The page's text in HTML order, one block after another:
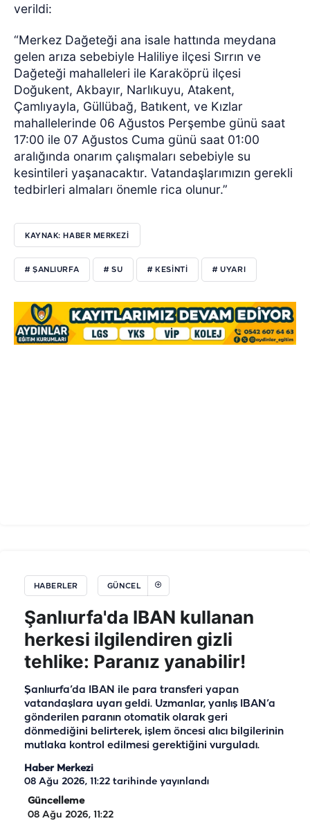
verildi:
“Merkez Dağeteği ana isale hattında meydana
gelen arıza sebebiyle Haliliye ilçesi Sırrın ve
Dağeteği mahalleleri ile Karaköprü ilçesi
Doğukent, Akbayır, Narlıkuyu, Atakent,
Çamlıyayla, Güllübağ, Batıkent, ve Kızlar
mahallelerinde 06 Ağustos Perşembe günü saat
17:00 ile 07 Ağustos Cuma günü saat 01:00
aralığında onarım çalışmaları sebebiyle su
kesintileri yaşanacaktır. Vatandaşlarımızın gerekli
tedbirleri almaları önemle rica olunur.”
KAYNAK: HABER MERKEZİ
# ŞANLIURFA # SU # KESİNTİ # UYARI
HABERLER GÜNCEL
Şanlıurfa'da IBAN kullanan
herkesi ilgilendiren gizli
tehlike: Paranız yanabilir!
Şanlıurfa’da IBAN ile para transferi yapan
vatandaşlara uyarı geldi. Uzmanlar, yanlış IBAN’a
gönderilen paranın otomatik olarak geri
dönmediğini belirterek, işlem öncesi alıcı bilgilerinin
mutlaka kontrol edilmesi gerektiğini vurguladı.
Haber Merkezi
08 Ağu 2026, 11:22 tarihinde yayınlandı
Güncelleme
08 Ağu 2026, 11:22